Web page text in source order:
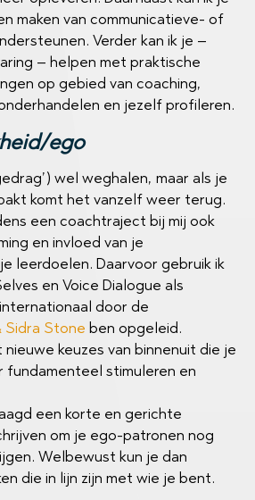
maken van communicatieve- of
Verder kan ik je –
– helpen met praktische
op gebied van coaching,
en jezelf profileren.
ego
wel weghalen, maar als je
komt het vanzelf weer terug.
een coachtraject bij mij ook
en invloed van je
leerdoelen. Daarvoor gebruik ik
en Voice Dialogue als
door de
Sidra Stone ben opgeleid.
keuzes van binnenuit die je
fundamenteel stimuleren en
een korte en gerichte
om je ego-patronen nog
Welbewust kun je dan
die in lijn zijn met wie je bent.